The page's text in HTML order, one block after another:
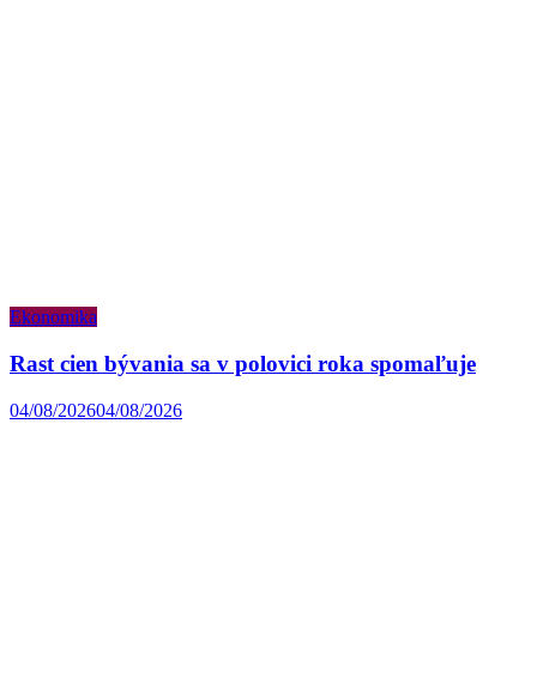
Ekonomika
Rast cien bývania sa v polovici roka spomaľuje
04/08/202604/08/2026